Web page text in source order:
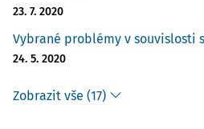
23. 7. 2020
Vybrané problémy v souvislosti
24. 5. 2020
Zobrazit vše (17)